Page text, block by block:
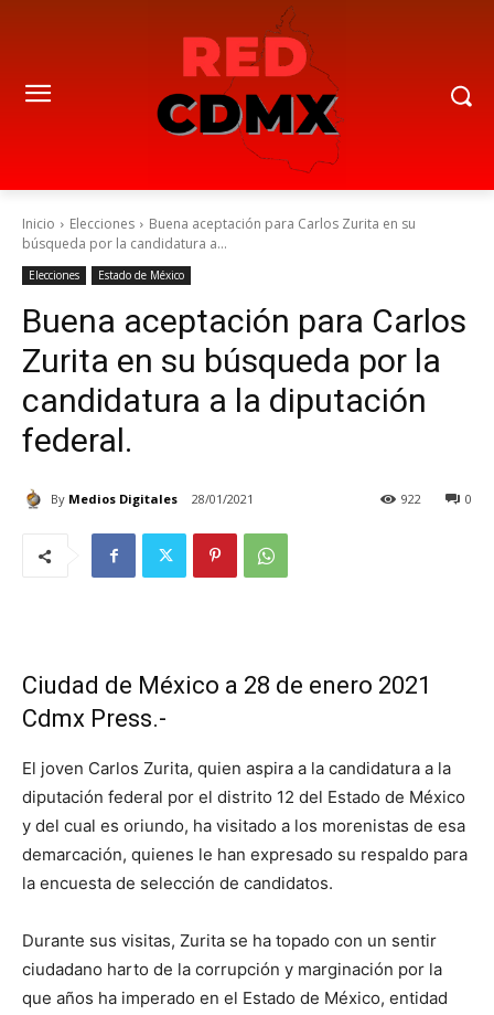
Inicio Elecciones
Buena aceptación para Carlos Zurita en su
búsqueda por la candidatura a...
Elecciones Estado de México
Buena aceptación para Carlos
Zurita en su búsqueda por la
candidatura a la diputación
federal.
By Medios Digitales 28/01/2021 0
922
Ciudad de México a 28 de enero 2021
Cdmx Press.-
El joven Carlos Zurita, quien aspira a la candidatura a la
diputación federal por el distrito 12 del Estado de México
y del cual es oriundo, ha visitado a los morenistas de esa
demarcación, quienes le han expresado su respaldo para
la encuesta de selección de candidatos.
Durante sus visitas, Zurita se ha topado con un sentir
ciudadano harto de la corrupción y marginación por la
que años ha imperado en el Estado de México, entidad